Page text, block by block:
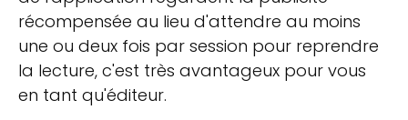
récompensée au lieu d'attendre au moins
une ou deux fois par session pour reprendre
la lecture, c'est très avantageux pour vous
en tant qu'éditeur.